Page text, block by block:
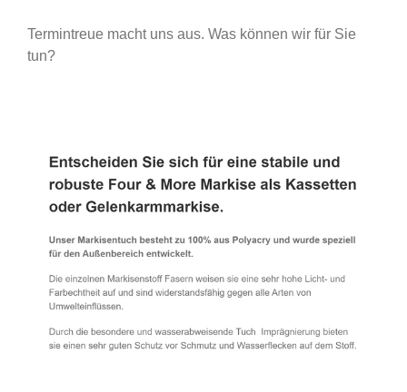
Termintreue macht uns aus. Was können wir für Sie
tun?